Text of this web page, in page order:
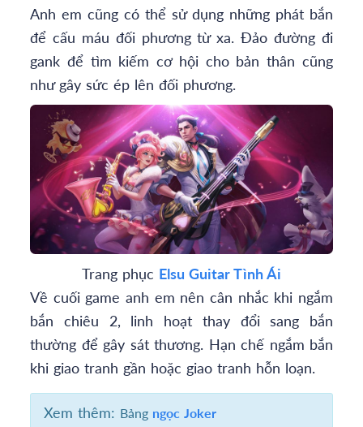
Anh em cũng có thể sử dụng những phát bắn
để cấu máu đối phương từ xa. Đảo đường đi
gank để tìm kiếm cơ hội cho bản thân cũng
như gây sức ép lên đối phương.
Trang phục Elsu Guitar Tình Ái
Về cuối game anh em nên cân nhắc khi ngắm
bắn chiêu 2, linh hoạt thay đổi sang bắn
thường để gây sát thương. Hạn chế ngắm bắn
khi giao tranh gần hoặc giao tranh hỗn loạn.
Xem thêm: Bảng ngọc Joker